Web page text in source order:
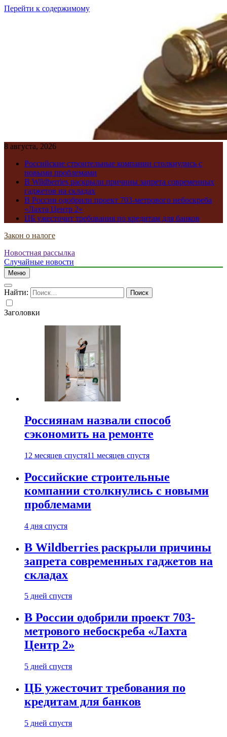
Перейти к содержимому
8 августа, 2026
Российские строительные компании столкнулись с
новыми проблемами
В Wildberries раскрыли причины запрета современных
гаджетов на складах
В России одобрили проект 703-метрового небоскреба
«Лахта Центр 2»
ЦБ ужесточит требования по кредитам для банков
Закон о налоге
Новостная рассылка
Случайные новости
Меню
Найти:
Заголовки
Россиянам назвали способ
сэкономить на ремонте
12 месяцев спустя11 месяцев спустя
Российские строительные
компании столкнулись с новыми
проблемами
4 дня спустя
В Wildberries раскрыли причины
запрета современных гаджетов на
складах
5 дней спустя
В России одобрили проект 703-
метрового небоскреба «Лахта
Центр 2»
5 дней спустя
ЦБ ужесточит требования по
кредитам для банков
5 дней спустя